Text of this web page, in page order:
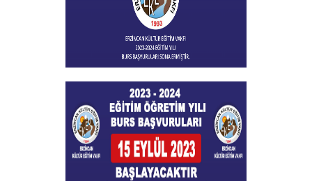
Burs Başvuları Sona Ermiştir
+